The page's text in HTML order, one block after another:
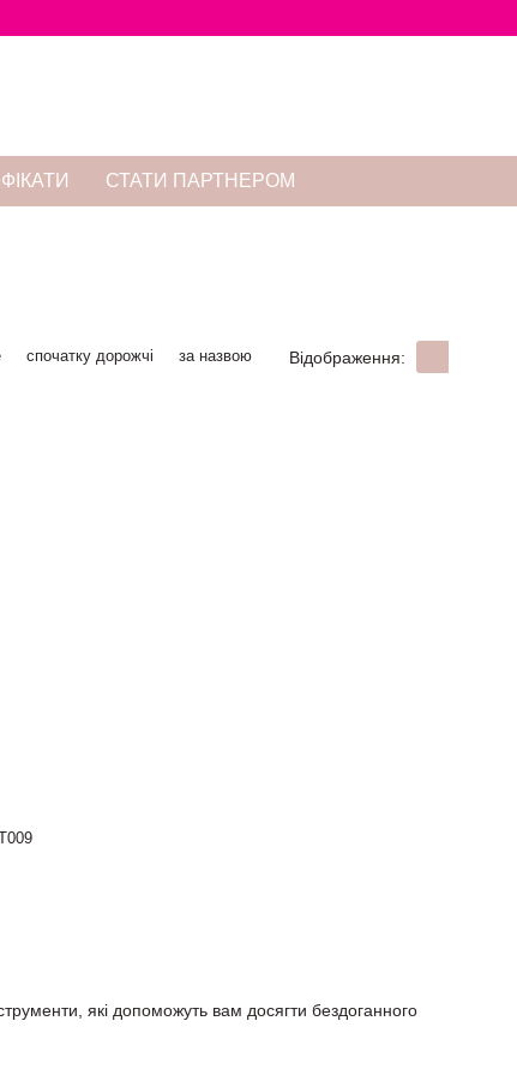
СТАТИ ПАРТНЕРОМ
спочатку дорожчі за назвою Відображення:
які допоможуть вам досягти бездоганного